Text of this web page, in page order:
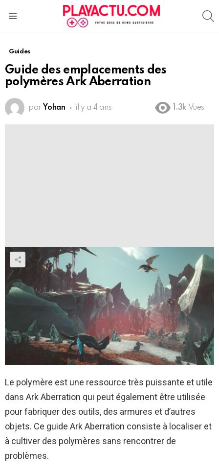
Guides
Guide des emplacements des
polymères Ark Aberration
par Yohan il y a 4 ans 1.3k Vues
Le polymère est une ressource très puissante et utile
dans Ark Aberration qui peut également être utilisée
pour fabriquer des outils, des armures et d’autres
objets. Ce guide Ark Aberration consiste à localiser et
à cultiver des polymères sans rencontrer de
problèmes.